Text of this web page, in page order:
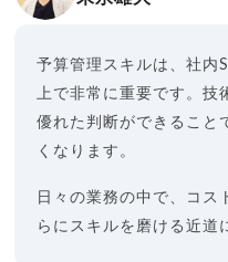
予算管理スキルは、社内
上で非常に重要です。技
優れた判断ができること
くなります。
日々の業務の中で、コス
らにスキルを磨ける近道